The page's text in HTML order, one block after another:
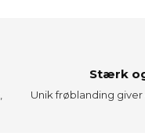
Stærk
Unik frøblanding